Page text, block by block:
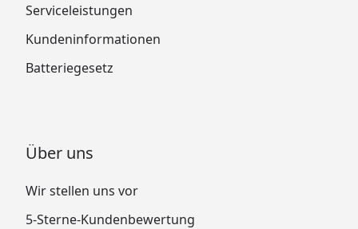
Serviceleistungen
Kundeninformationen
Batteriegesetz
Über uns
Wir stellen uns vor
5-Sterne-Kundenbewertung